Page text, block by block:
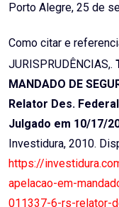
Porto Alegre, 25 de
Como citar e
JURISPRUDÊNCIAS,.
MANDADO DE
Relator Des.
Julgado em 10/17/
Investidura, 2010.
https://
apelacao-em-
011337-6-rs-relator-